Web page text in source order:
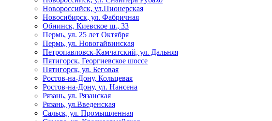
Новороссийск, ул.Пионерская
Новосибирск, ул. Фабричная
Обнинск, Киевское ш., 33
Пермь, ул. 25 лет Октября
Пермь, ул. Новогайвинская
Петропавловск-Камчатский, ул. Дальняя
Пятигорск, Георгиевское шоссе
Пятигорск, ул. Беговая
Ростов-на-Дону, Кольцевая
Ростов-на-Дону, ул. Нансена
Рязань, ул. Рязанская
Рязань, ул.Введенская
Сальск, ул. Промышленная